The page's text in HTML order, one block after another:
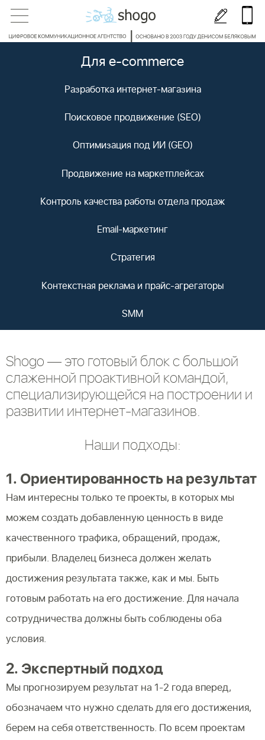
Для e-commerce
Разработка интернет-магазина
Поисковое продвижение (SEO)
Оптимизация под ИИ (GEO)
Продвижение на маркетплейсах
Контроль качества работы отдела продаж
Email-маркетинг
Стратегия
Контекстная реклама и прайс-агрегаторы
SMM
Shogo — это готовый блок с большой
слаженной проактивной командой,
специализирующейся на построении и
развитии интернет-магазинов.
Наши подходы:
1. Ориентированность на результат
Нам интересны только те проекты, в которых мы
можем создать добавленную ценность в виде
качественного трафика, обращений, продаж,
прибыли. Владелец бизнеса должен желать
достижения результата также, как и мы. Быть
готовым работать на его достижение. Для начала
сотрудничества должны быть соблюдены оба
условия.
2. Экспертный подход
Мы прогнозируем результат на 1-2 года вперед,
обозначаем что нужно сделать для его достижения,
берем на себя ответственность. По всем проектам